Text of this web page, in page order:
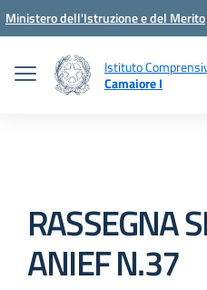
Vai ai contenuti
Vai al menu di navigazione
Vai al footer
Ministero dell'Istruzione e del Merito
Istituto
Camaiore I
RASSEGNA
ANIEF N.37